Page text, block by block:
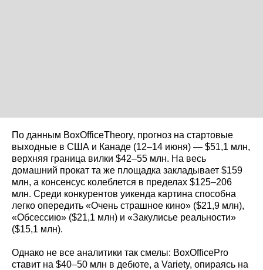
По данным BoxOfficeTheory, прогноз на стартовые
выходные в США и Канаде (12–14 июня) — $51,1 млн,
верхняя граница вилки $42–55 млн. На весь
домашний прокат та же площадка закладывает $159
млн, а консенсус колеблется в пределах $125–206
млн. Среди конкурентов уикенда картина способна
легко опередить «Очень страшное кино» ($21,9 млн),
«Обсессию» ($21,1 млн) и «Закулисье реальности»
($15,1 млн).
Однако не все аналитики так смелы: BoxOfficePro
ставит на $40–50 млн в дебюте, а Variety, опираясь на